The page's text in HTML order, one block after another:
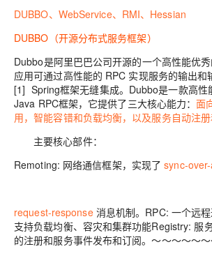
DUBBO、WebService、RMI、Hessian
DUBBO（开源分布式服务框架）
Dubbo是阿里巴巴公司开源的一个高性能优
应用可通过高性能的 RPC 实现服务的输出和
[1] Spring框架无缝集成。Dubbo是一款高性
Java RPC框架，它提供了三大核心能力：面
用，智能容错和负载均衡，以及服务自动注
主要核心部件：
Remoting: 网络通信框架，实现了 sync-
request-response 消息机制。RPC: 一个远程
支持负载均衡、容灾和集群功能Registry: 服
的注册和服务事件发布和订阅。～～～～～